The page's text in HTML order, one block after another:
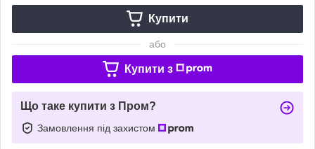
Купити
або
Купити з
Що таке купити з Пром?
Замовлення під захистом